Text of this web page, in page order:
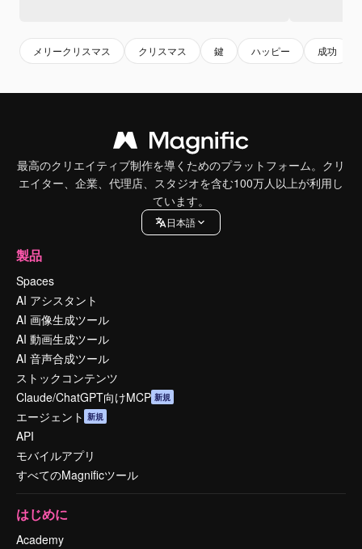
メリークリスマス クリスマス 鍵 ハッピー 成功
最高のクリエイティブ制作を導くためのプラットフォーム。クリ
エイター、企業、代理店、スタジオを含む100万人以上が利用し
ています。
日本語
製品
Spaces
AI アシスタント
AI 画像生成ツール
AI 動画生成ツール
AI 音声合成ツール
ストックコンテンツ
Claude/ChatGPT向けMCP 新規
エージェント 新規
API
モバイルアプリ
すべてのMagnificツール
はじめに
Academy